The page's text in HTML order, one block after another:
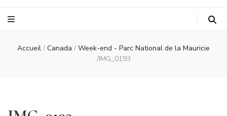
Accueil / Canada / Week-end - Parc National de la Mauricie
/IMG_0193